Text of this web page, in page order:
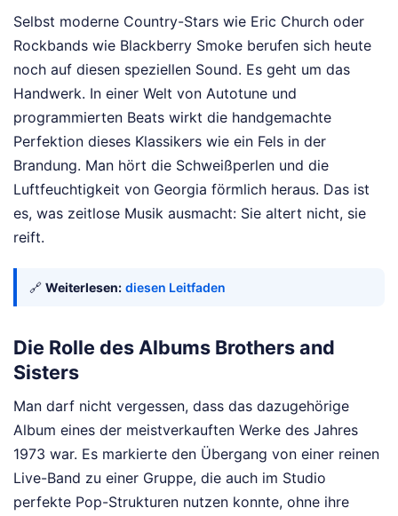
Selbst moderne Country-Stars wie Eric Church oder
Rockbands wie Blackberry Smoke berufen sich heute
noch auf diesen speziellen Sound. Es geht um das
Handwerk. In einer Welt von Autotune und
programmierten Beats wirkt die handgemachte
Perfektion dieses Klassikers wie ein Fels in der
Brandung. Man hört die Schweißperlen und die
Luftfeuchtigkeit von Georgia förmlich heraus. Das ist
es, was zeitlose Musik ausmacht: Sie altert nicht, sie
reift.
🔗 Weiterlesen: diesen Leitfaden
Die Rolle des Albums Brothers and
Sisters
Man darf nicht vergessen, dass das dazugehörige
Album eines der meistverkauften Werke des Jahres
1973 war. Es markierte den Übergang von einer reinen
Live-Band zu einer Gruppe, die auch im Studio
perfekte Pop-Strukturen nutzen konnte, ohne ihre